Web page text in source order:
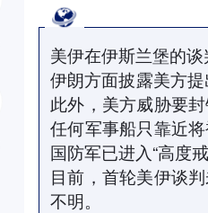
美伊在伊斯兰堡的
伊朗方面披露美方提
此外，美方威胁要
任何军事船只靠近
国防军已进入“高度戒
目前，首轮美伊谈
不明。